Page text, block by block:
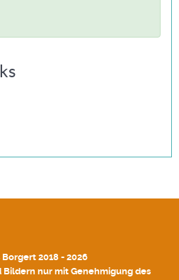
2018 - 2026
nur mit Genehmigung des